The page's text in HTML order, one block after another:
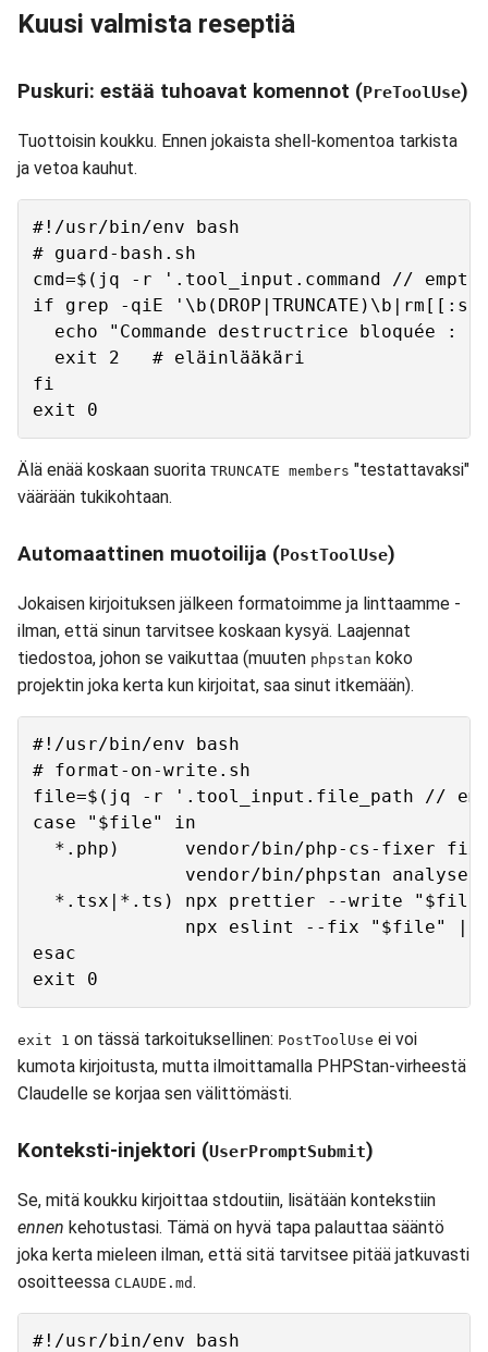
Kuusi valmista reseptiä
Puskuri: estää tuhoavat komennot (PreToolUse)
Tuottoisin koukku. Ennen jokaista shell-komentoa tarkista
ja vetoa kauhut.
#!/usr/bin/env bash
# guard-bash.sh
cmd=$(jq -r '.tool_input.command //
if grep -qiE
echo "Commande destructrice bloquée :
  exit 2   # eläinlääkäri
fi
Älä enää koskaan suorita TRUNCATE members "testattavaksi"
väärään tukikohtaan.
Automaattinen muotoilija (PostToolUse)
Jokaisen kirjoituksen jälkeen formatoimme ja linttaamme -
ilman, että sinun tarvitsee koskaan kysyä. Laajennat
tiedostoa, johon se vaikuttaa (muuten phpstan koko
projektin joka kerta kun kirjoitat, saa sinut itkemään).
#!/usr/bin/env bash
# format-on-write.sh
file=$(jq -r '.tool_input.file_path //
case "$file" in
*.php)      vendor/bin/php-cs-fixer fix
vendor/bin/phpstan analyse
*.tsx|*.ts) npx prettier --write
npx eslint --fix "$file" ||
esac
exit 1 on tässä tarkoituksellinen: PostToolUse ei voi
kumota kirjoitusta, mutta ilmoittamalla PHPStan-virheestä
Claudelle se korjaa sen välittömästi.
Konteksti-injektori (UserPromptSubmit)
Se, mitä koukku kirjoittaa stdoutiin, lisätään kontekstiin
ennen kehotustasi. Tämä on hyvä tapa palauttaa sääntö
joka kerta mieleen ilman, että sitä tarvitsee pitää jatkuvasti
osoitteessa CLAUDE.md .
#!/usr/bin/env bash